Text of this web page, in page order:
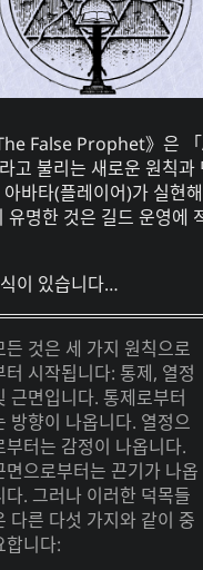
False Prophet 은
라고 불리는 새로운 원칙과
바타(플레이어)가 실현
유명한 것은 길드 운영에
이 있습니다…
든 것은 세 가지 원칙으로
터 시작됩니다: 통제, 열정
근면입니다. 통제로부터
방향이 나옵니다. 열정으
부터는 감정이 나옵니다.
면으로부터는 끈기가 나옵
다. 그러나 이러한 덕목들
다른 다섯 가지와 같이 중
합니다:
자폐성
이벤트
영화
스포츠
TV
웹
는
사요한
개인적인 블
로그로
YOOki
름은
자와 나의 별명인 **
)**를 매쉬업한 것이다.
柳
에 따르면 고대 중국
씨의 조상들은 고대 현자
한 관련이 있습니
유
시
조의 흔적입니다. 유순 또
들은 자선과 근면으로 명